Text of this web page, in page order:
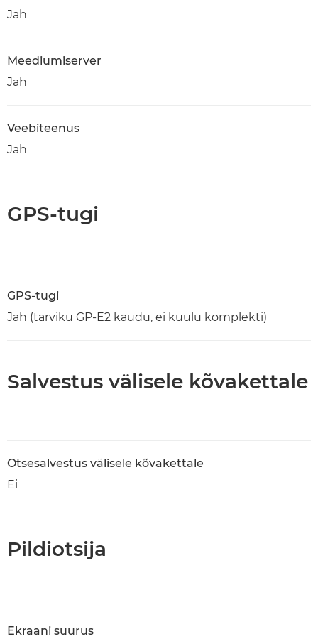
Jah
Meediumiserver
Jah
Veebiteenus
Jah
GPS-tugi
GPS-tugi
Jah (tarviku GP-E2 kaudu, ei kuulu komplekti)
Salvestus välisele kõvakettale
Otsesalvestus välisele kõvakettale
Ei
Pildiotsija
Ekraani suurus